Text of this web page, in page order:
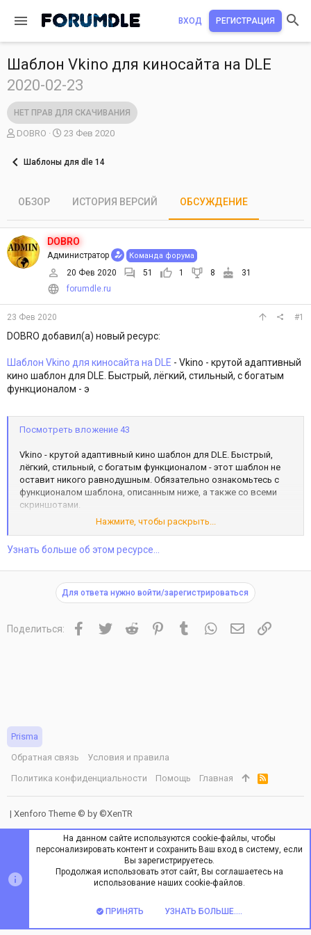
ВХОД РЕГИСТРАЦИЯ
Шаблон Vkino для киносайта на DLE
2020-02-23
НЕТ ПРАВ ДЛЯ СКАЧИВАНИЯ
А
т
о
е
м
DOBRO
Д
а
а
а
23 Фев 2020
Шаблоны для dle 14
ОБЗОР ИСТОРИЯ ВЕРСИЙ ОБСУЖДЕНИЕ
DOBRO
Администратор Команда форума
20 Фев 2020 51 1 8
31
forumdle.ru
23 Фев 2020 #1
DOBRO добавил(а) новый ресурс:
Шаблон Vkino для киносайта на DLE - Vkino - крутой адаптивный
кино шаблон для DLE. Быстрый, лёгкий, стильный, с богатым
функционалом - э
Посмотреть вложение 43
Vkino - крутой адаптивный кино шаблон для DLE. Быстрый,
лёгкий, стильный, с богатым функционалом - этот шаблон не
оставит никого равнодушным. Обязательно ознакомьтесь с
функционалом шаблона, описанным ниже, а также со всеми
скриншотами.
Нажмите, чтобы раскрыть...
Узнать больше об этом ресурсе...
Для ответа нужно войти/зарегистрироваться
Поделиться: Facebook
TwitterReddit PinterestTumblrWhatsAppЭлектронная
Ссылка
Prisma
Обратная связь
Условия и правила
Политика конфиденциальности
Помощь Главная
R
S
S
| Xenforo Theme © by ©XenTR
На данном сайте используются cookie-файлы, чтобы
персонализировать контент и сохранить Ваш вход в систему, если
Вы зарегистрируетесь.
Продолжая использовать этот сайт, Вы соглашаетесь на
использование наших cookie-файлов.
ПРИНЯТЬ УЗНАТЬ БОЛЬШЕ....